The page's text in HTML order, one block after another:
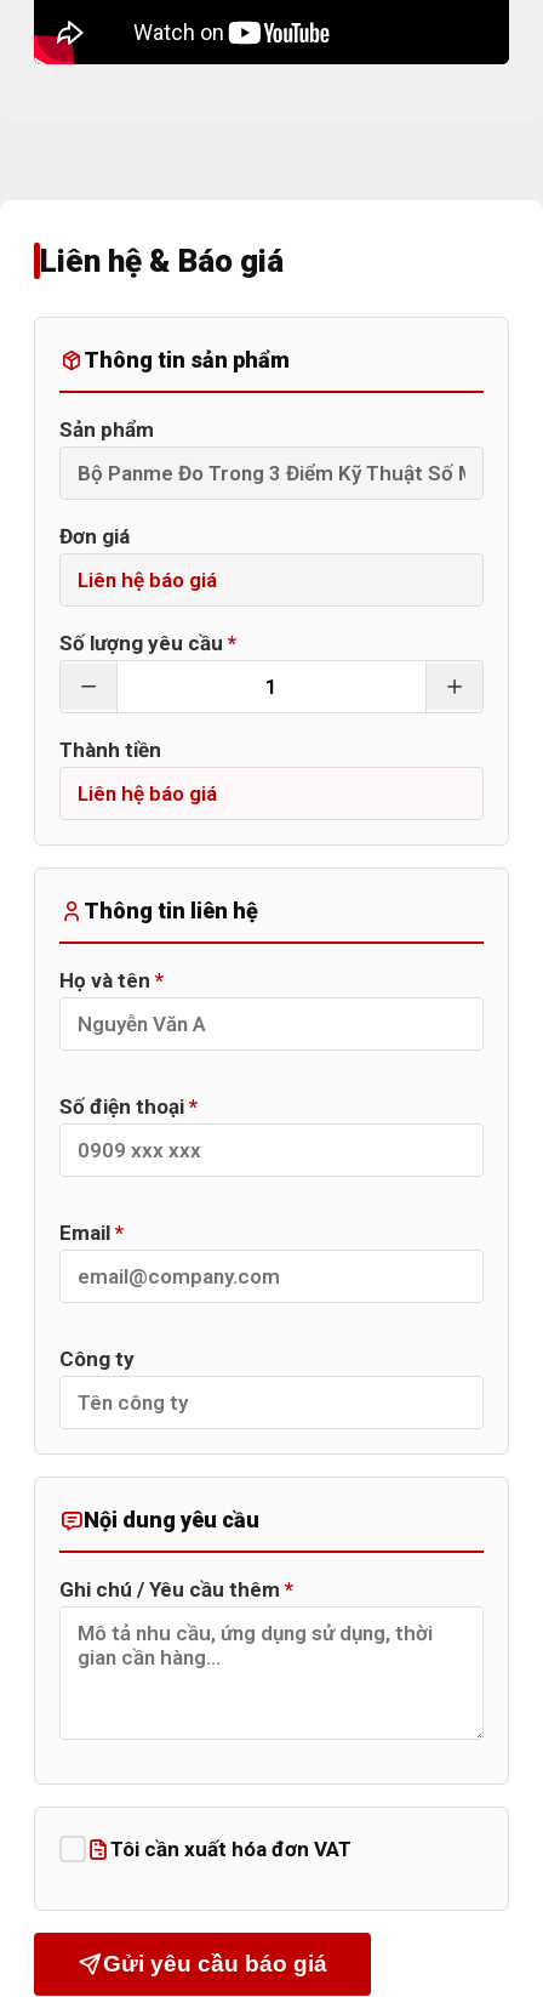
Liên hệ & Báo giá
Thông tin sản phẩm
Sản phẩm
Đơn giá
Số lượng yêu cầu *
Thành tiền
Thông tin liên hệ
Họ và tên *
Số điện thoại *
Email *
Công ty
Nội dung yêu cầu
Ghi chú / Yêu cầu thêm *
Tôi cần xuất hóa đơn VAT
Gửi yêu cầu báo giá